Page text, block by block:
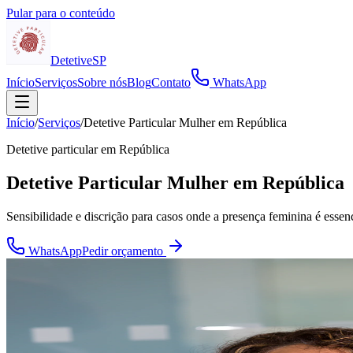
Pular para o conteúdo
DetetiveSP
InícioServiçosSobre nósBlogContato WhatsApp
Início/Serviços/Detetive Particular Mulher em República
Detetive particular em República
Detetive Particular Mulher em República
Sensibilidade e discrição para casos onde a presença feminina é
WhatsAppPedir orçamento